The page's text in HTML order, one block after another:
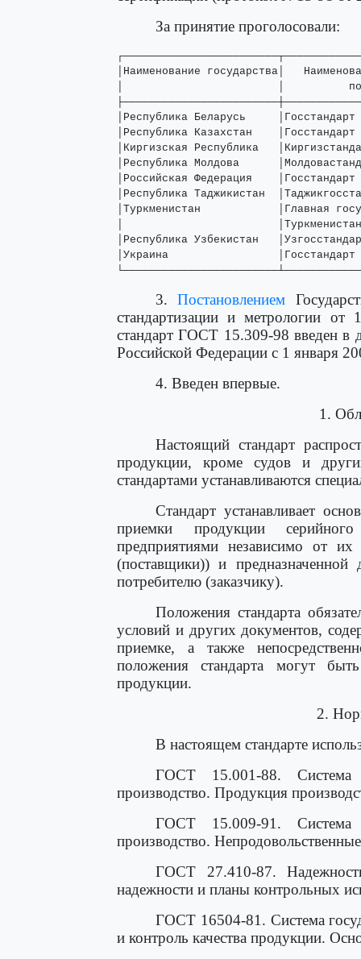
За принятие проголосовали:
│Наименование государства│
│                        │          по
│Республика Беларусь
│Республика Казахстан
│Киргизская Республика
│Республика Молдова
│Российская Федерация
│Республика Таджикистан
│Туркменистан            │Главная
│
│Республика Узбекистан
│Украина
3.Постановлением
стандартизации и метрологии
стандарт ГОСТ 15.309-98 введен в
Российской Федерации с 1 января
4. Введен впервые.
1.
Настоящий стандарт
продукции, кроме судов и
стандартами устанавливаются
Стандарт устанавливает
приемки продукции
предприятиями независимо от
(поставщики)) и предназначенной
потребителю (заказчику).
Положения стандарта
условий и других документов,
приемке, а также
положения стандарта могут
продукции.
2.
В настоящем стандарте
ГОСТ 15.001-88. Система
производство. Продукция
ГОСТ 15.009-91. Система
производство.
ГОСТ 27.410-87.
надежности и планы контрольных
ГОСТ 16504-81. Система
и контроль качества продукции.